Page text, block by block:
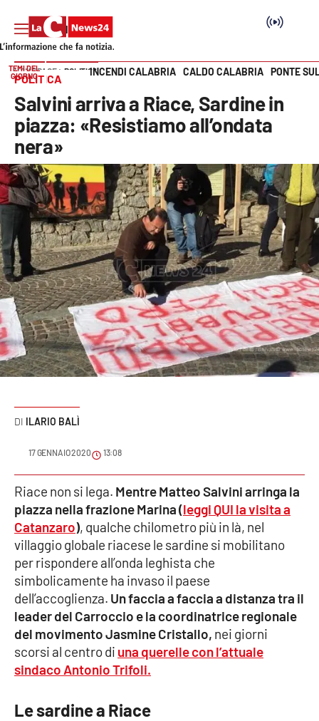
SEZIONI
Cronaca
Politica
Attualità
Economia e lavoro
Italia Mondo
Sanità
Sport
Meteo
Editoriali
VIDEO
Ambiente
Cronaca
Cultura
Economia e Lavoro
Vai
TEMI DEL
GIORNO
INCENDI CALABRIA CALDO CALABRIA PONTE
HOME PAGE POLITICA
POLITICA
Salvini arriva a Riace, Sardine in
piazza: «Resistiamo all’ondata
nera»
ILARIO BALÌ
17 GENNAIO 2020 13:08
Riace non si lega. Mentre Matteo Salvini arringa la
piazza nella frazione Marina (leggi QUI la visita a
Catanzaro), qualche chilometro più in là, nel
villaggio globale riacese le sardine si mobilitano
per rispondere all’onda leghista che
simbolicamente ha invaso il paese
dell’accoglienza. Un faccia a faccia a distanza tra il
leader del Carroccio e la coordinatrice regionale
del movimento Jasmine Cristallo, nei giorni
scorsi al centro di una querelle con l’attuale
sindaco Antonio Trifoli.
Le sardine a Riace